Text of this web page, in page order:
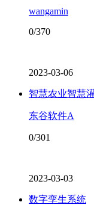
wangamin
0/370
2023-03-06
智慧农业智慧
东谷软件A
0/301
2023-03-03
数字孪生系统